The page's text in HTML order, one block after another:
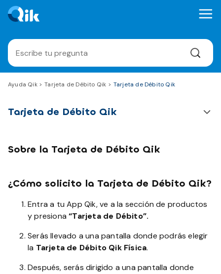
Ayuda Qik Tarjeta de Débito Qik Tarjeta de Débito Qik
Tarjeta de Débito Qik
Sobre la Tarjeta de Débito Qik
¿Cómo solicito la Tarjeta de Débito Qik?
Entra a tu App Qik, ve a la sección de productos
y presiona“Tarjeta de Débito”.
Serás llevado a una pantalla donde podrás elegir
la Tarjeta de Débito Qik Física.
Después, serás dirigido a una pantalla donde